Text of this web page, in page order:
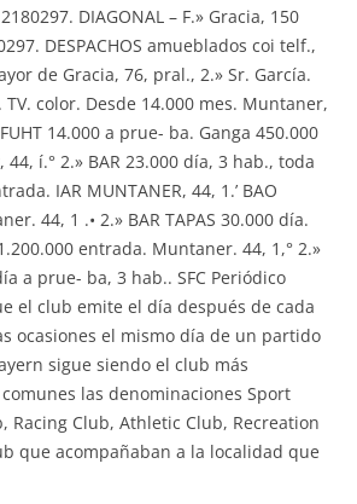
DIAGONAL – F.» Gracia, 150
DESPACHOS amueblados coi telf.,
de Gracia, 76, pral., 2.» Sr. García.
TV. color. Desde 14.000 mes. Muntaner,
14.000 a prue- ba. Ganga 450.000
í.° 2.» BAR 23.000 día, 3 hab., toda
IAR MUNTANER, 44, 1.’ BAO
44, 1 .• 2.» BAR TAPAS 30.000 día.
entrada. Muntaner. 44, 1,° 2.»
a prue- ba, 3 hab.. SFC Periódico
el club emite el día después de cada
ocasiones el mismo día de un partido
sigue siendo el club más
las denominaciones Sport
Racing Club, Athletic Club, Recreation
que acompañaban a la localidad que